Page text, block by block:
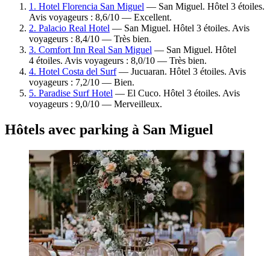
1. Hotel Florencia San Miguel — San Miguel. Hôtel 3 étoiles.
Avis voyageurs : 8,6/10 — Excellent.
2. Palacio Real Hotel — San Miguel. Hôtel 3 étoiles. Avis
voyageurs : 8,4/10 — Très bien.
3. Comfort Inn Real San Miguel — San Miguel. Hôtel
4 étoiles. Avis voyageurs : 8,0/10 — Très bien.
4. Hotel Costa del Surf— Jucuaran. Hôtel 3 étoiles. Avis
voyageurs : 7,2/10 — Bien.
5. Paradise Surf Hotel — El Cuco. Hôtel 3 étoiles. Avis
voyageurs : 9,0/10 — Merveilleux.
Hôtels avec parking à San Miguel